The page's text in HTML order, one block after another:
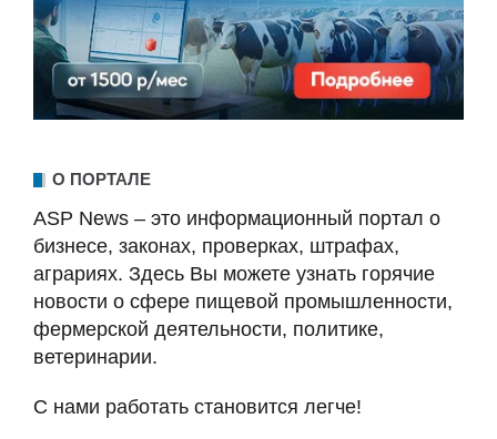
О ПОРТАЛЕ
ASP News – это информационный портал о
бизнесе, законах, проверках, штрафах,
аграриях. Здесь Вы можете узнать горячие
новости о сфере пищевой промышленности,
фермерской деятельности, политике,
ветеринарии.
С нами работать становится легче!